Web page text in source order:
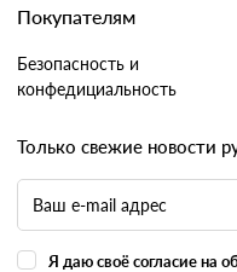
Покупателям
Безопасность и
конфедициальность
Только свежие новости
Я даю своё согласие на